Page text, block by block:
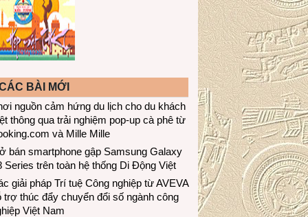
BÀI MỚI
nguồn cảm hứng du lịch cho du khách
thông qua trải nghiệm pop-up cà phê từ
và Mille Mille
bán smartphone gập Samsung Galaxy
Series trên toàn hệ thống Di Động Việt
giải pháp Trí tuệ Công nghiệp từ AVEVA
trợ thúc đẩy chuyển đổi số ngành công
Việt Nam